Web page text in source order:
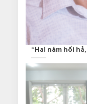
“Hai năm hối